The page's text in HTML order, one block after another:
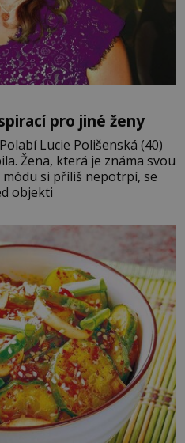
pro jiné ženy
Lucie Polišenská (40)
Žena, která je známa svou
si příliš nepotrpí, se
objekti